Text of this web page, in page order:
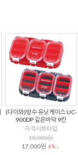
(다이와)방수 유닛케이스 UC-
900DP 깊은바닥 9칸
자석시트타입
18,000원
17,000원 6% ↓